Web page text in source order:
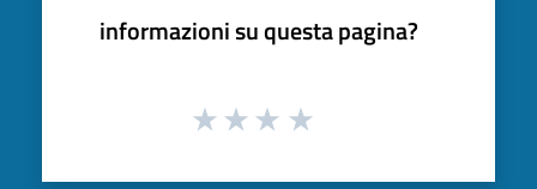
informazioni su questa pagina?